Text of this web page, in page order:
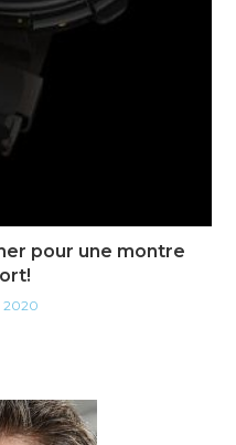
pour une montre
2020